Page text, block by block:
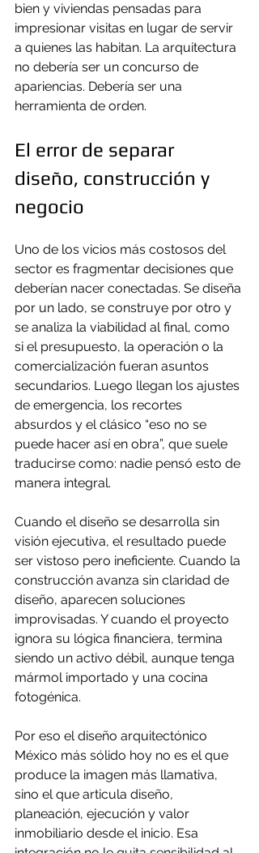
bien y viviendas pensadas para
impresionar visitas en lugar de servir
a quienes las habitan. La arquitectura
no debería ser un concurso de
apariencias. Debería ser una
herramienta de orden.
El error de separar
diseño, construcción y
negocio
Uno de los vicios más costosos del
sector es fragmentar decisiones que
deberían nacer conectadas. Se diseña
por un lado, se construye por otro y
se analiza la viabilidad al final, como
si el presupuesto, la operación o la
comercialización fueran asuntos
secundarios. Luego llegan los ajustes
de emergencia, los recortes
absurdos y el clásico “eso no se
puede hacer así en obra”, que suele
traducirse como: nadie pensó esto de
manera integral.
Cuando el diseño se desarrolla sin
visión ejecutiva, el resultado puede
ser vistoso pero ineficiente. Cuando la
construcción avanza sin claridad de
diseño, aparecen soluciones
improvisadas. Y cuando el proyecto
ignora su lógica financiera, termina
siendo un activo débil, aunque tenga
mármol importado y una cocina
fotogénica.
Por eso el diseño arquitectónico
México más sólido hoy no es el que
produce la imagen más llamativa,
sino el que articula diseño,
planeación, ejecución y valor
inmobiliario desde el inicio. Esa